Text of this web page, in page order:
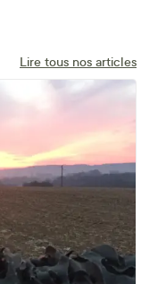
Lire tous nos articles